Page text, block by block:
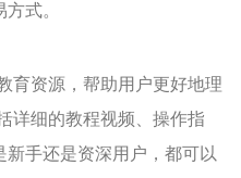
式。
育资源，帮助用户更好地理
详细的教程视频、操作指
手还是资深用户，都可以